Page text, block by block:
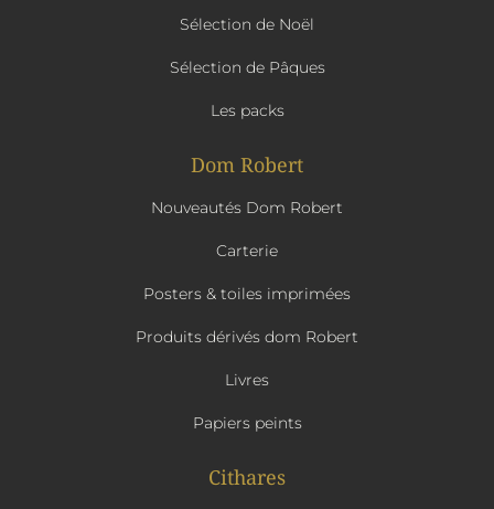
Sélection de Noël
Sélection de Pâques
Les packs
Dom Robert
Nouveautés Dom Robert
Carterie
Posters & toiles imprimées
Produits dérivés dom Robert
Livres
Papiers peints
Cithares